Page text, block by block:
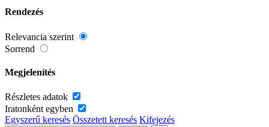
Rendezés
Relevancia szerint
Sorrend
Megjelenítés
Részletes adatok
Iratonként egyben
Egyszerű keresés Összetett keresés Kifejezés